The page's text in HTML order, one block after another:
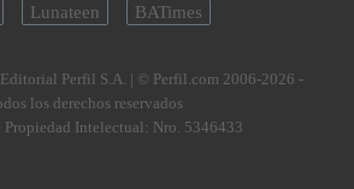
Lunateen BATimes
Perfil S.A. | © Perfil.com 2006-2026 -
los derechos reservados
Propiedad Intelectual: Nro. 5346433